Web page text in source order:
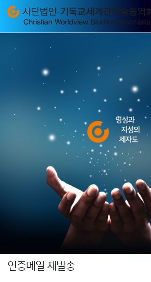
인증메일 재발송